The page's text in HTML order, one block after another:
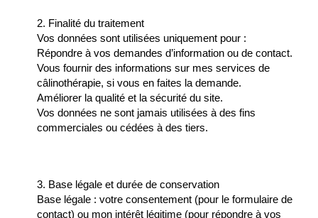
2. Finalité du traitement
Vos données sont utilisées uniquement pour :
Répondre à vos demandes d’information ou de contact.
Vous fournir des informations sur mes services de
câlinothérapie, si vous en faites la demande.
Améliorer la qualité et la sécurité du site.
Vos données ne sont jamais utilisées à des fins
commerciales ou cédées à des tiers.
3. Base légale et durée de conservation
Base légale : votre consentement (pour le formulaire de
contact) ou mon intérêt légitime (pour répondre à vos